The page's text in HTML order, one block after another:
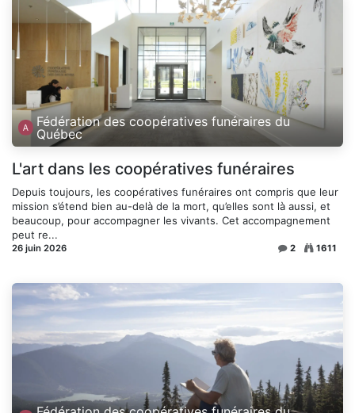
Fédération des coopératives funéraires du
Québec
L'art dans les coopératives funéraires
Depuis toujours, les coopératives funéraires ont compris que leur
mission s’étend bien au-delà de la mort, qu’elles sont là aussi, et
beaucoup, pour accompagner les vivants. Cet accompagnement
peut re...
26 juin 2026 2 1611